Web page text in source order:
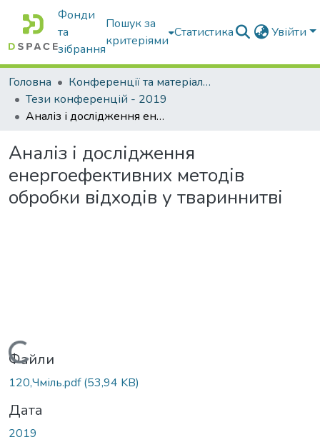
Фонди
та
зібрання
Пошук за
критеріями
Статистика Увійти
Головна
Конференції та матеріали конференцій
Тези конференцій - 2019
Аналіз і дослідження енергоефективних методів обробки відходів у твариннитві
Аналіз і дослідження
енергоефективних методів
обробки відходів у твариннитві
Вантажиться...
Файли
120,Чміль.pdf(53,94 KB)
Дата
2019